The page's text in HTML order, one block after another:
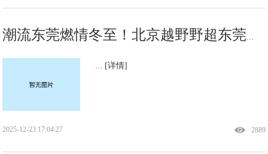
潮流东莞燃情冬至！北京越野野超东莞站BJ40燃油硬核实力圈粉
... [详情]
2889
2025-12-23 17:04:27